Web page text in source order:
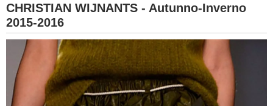
CHRISTIAN WIJNANTS - Autunno-Inverno
2015-2016